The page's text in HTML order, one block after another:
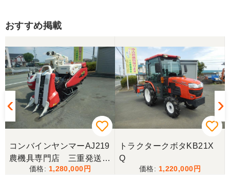
この度はお世話になりました。また、機会があれば
よろしくお願いします。
三重県／ユウスケ
購入から引き取りまでスムーズでした。ありがとう
ございました。
三重県／
当方の要望に対して、素早く対応していただき感謝
おすすめ掲載
コンバインヤンマーAJ219
農機具専門店 三重発送整
備済み
1,280,000
トラクタークボタKB21X
Q
1,220,000